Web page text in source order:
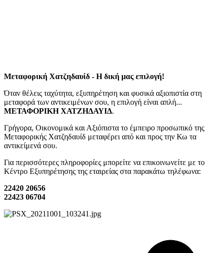
Μεταφορική Χατζηδαυίδ - Η δική μας επιλογή!
Όταν θέλεις ταχύτητα, εξυπηρέτηση και φυσικά αξιοπιστία στη
μεταφορά των αντικειμένων σου, η επιλογή είναι απλή...
ΜΕΤΑΦΟΡΙΚΗ ΧΑΤΖΗΔΑΥΙΔ.
Γρήγορα, Οικονομικά και Αξιόπιστα το έμπειρο προσωπικό της
Μεταφορικής Χατζηδαυίδ μεταφέρει από και προς την Κω τα
αντικείμενά σου.
Για περισσότερες πληροφορίες μπορείτε να επικοινωνείτε με το
Κέντρο Εξυπηρέτησης της εταιρείας στα παρακάτω τηλέφωνα:
22420 20656
22423 06704